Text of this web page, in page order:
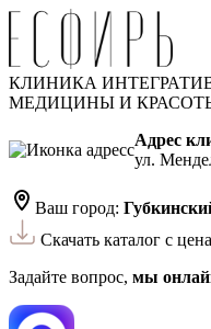
КЛИНИКА
МЕДИЦИНЫ И
Адрес
ул.
Ваш город:
Скачать каталог с
Задайте вопрос, мы